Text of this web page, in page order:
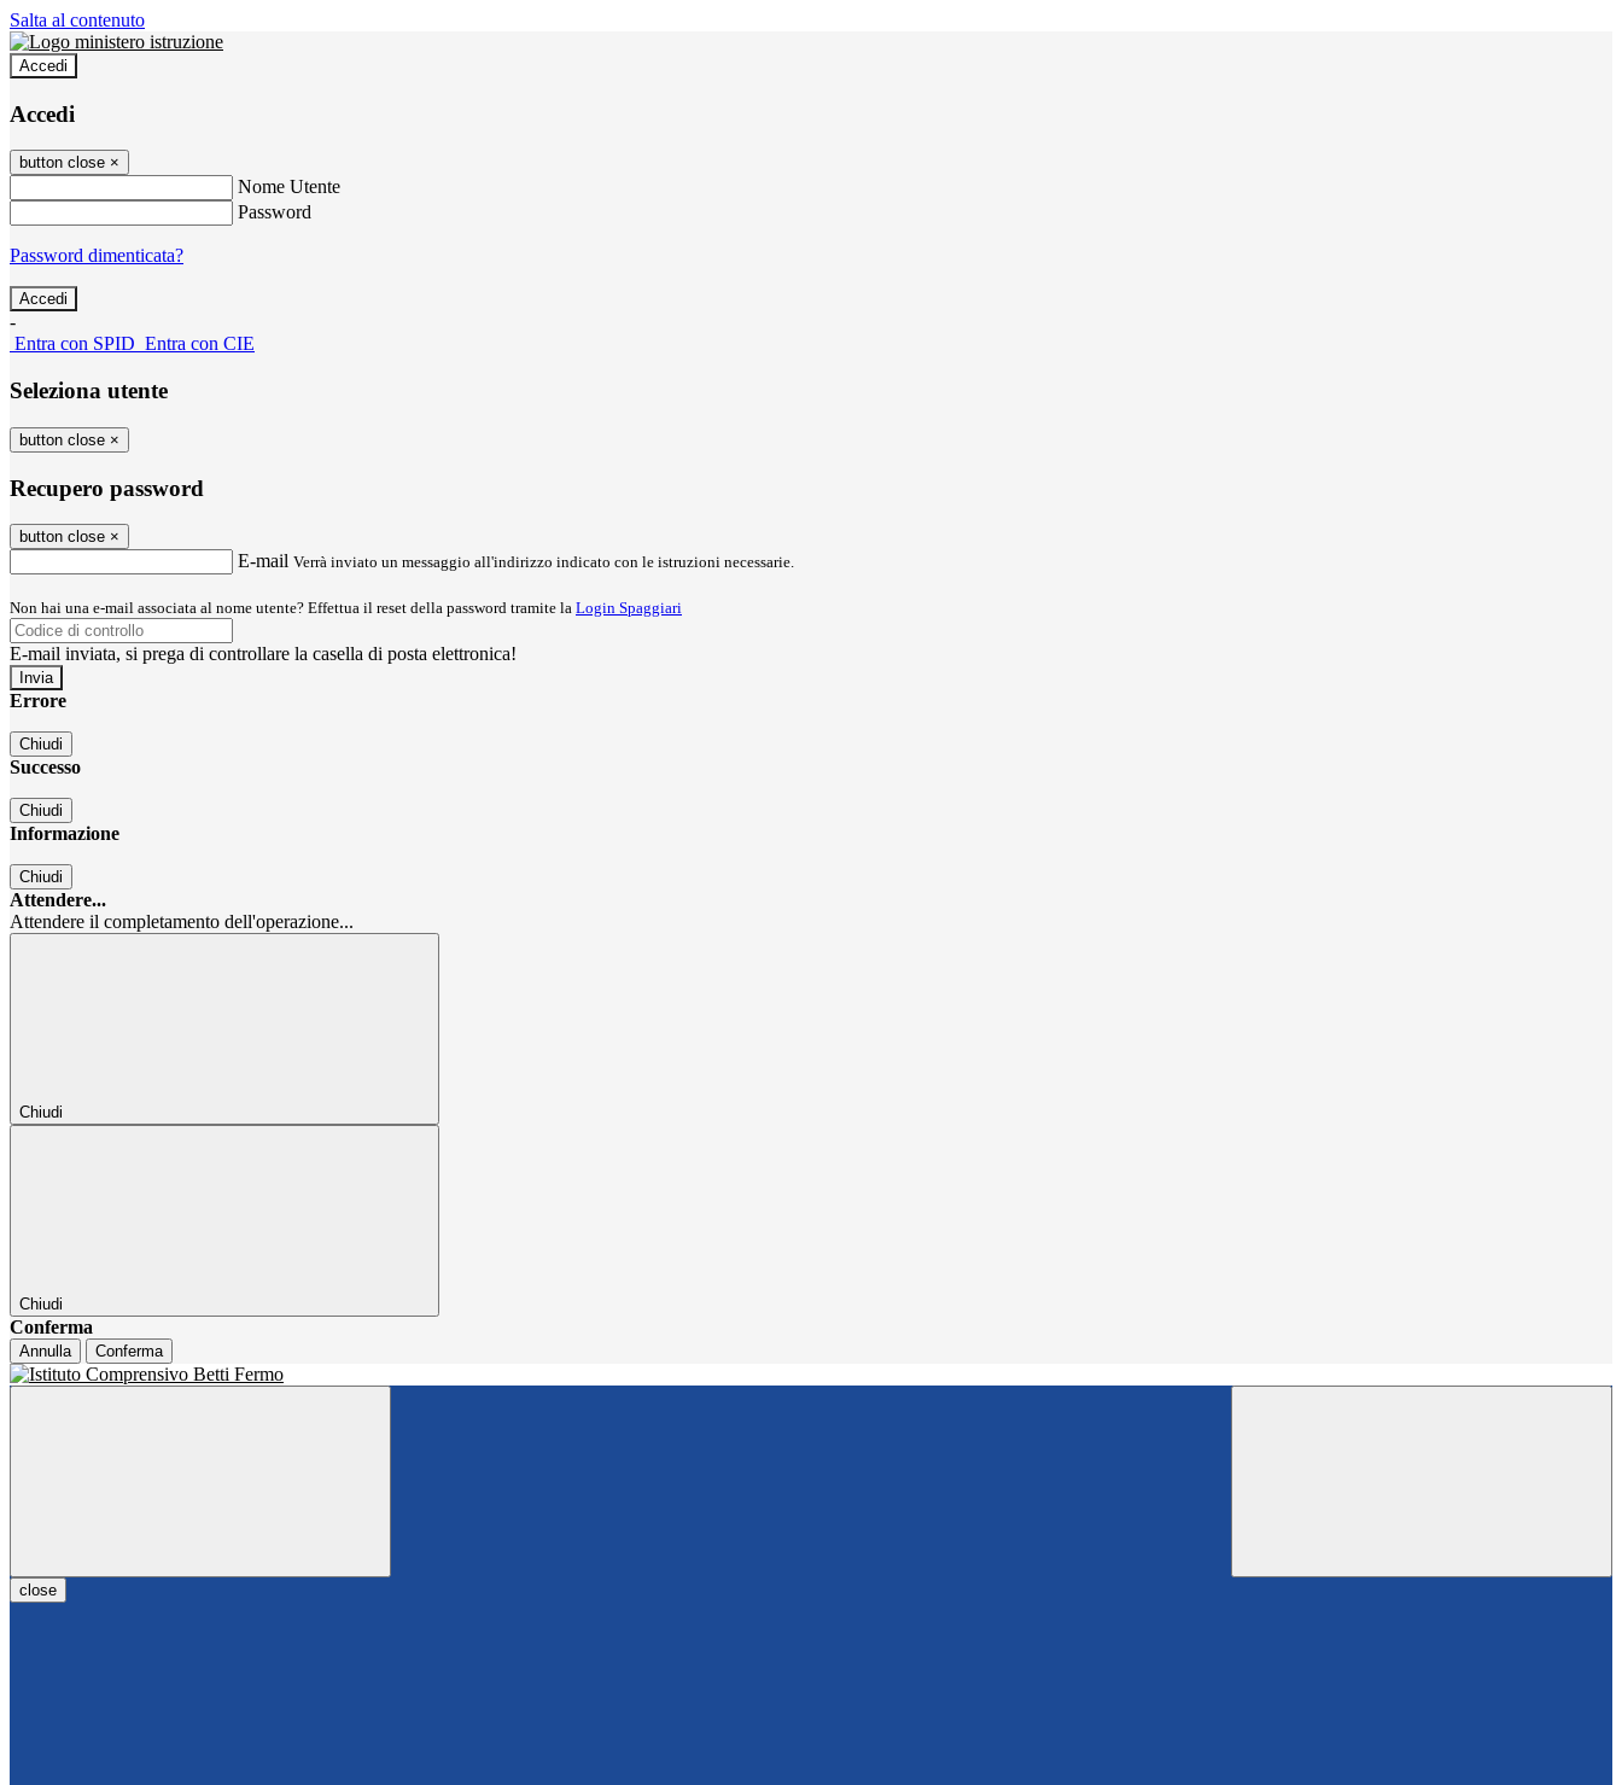
Salta al contenuto
Accedi
Accedi
button close ×
Nome Utente
Password
Password dimenticata?
-
Entra con SPID Entra con CIE
Seleziona utente
button close ×
Recupero password
button close ×
E-mail Verrà inviato un messaggio all'indirizzo indicato con le istruzioni necessarie.
Non hai una e-mail associata al nome utente? Effettua il reset della password tramite la Login Spaggiari
E-mail inviata, si prega di controllare la casella di posta elettronica!
Errore
Chiudi
Successo
Chiudi
Informazione
Chiudi
Attendere...
Attendere il completamento dell'operazione...
Chiudi
Chiudi
Conferma
Annulla Conferma
close